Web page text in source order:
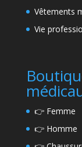
Vêtements
Vie
👉 Femme
👉 Homme